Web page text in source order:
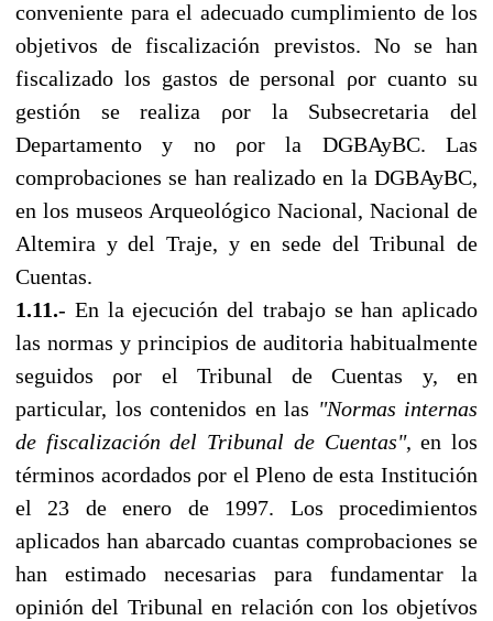
conveniente para el adecuado cumplimiento de los
objetivos de fiscalización previstos. No se han
fiscalizado los gastos de personal ροr cuanto su
gestión se realiza ροr la Subsecretaria del
Departamento y no ροr la DGBAyBC. Las
comprobaciones se han realizado en la DGBAyBC,
en los museos Arqueológico Nacional, Nacional de
Altemira y del Traje, y en sede del Tribunal de
Cuentas.
1.11.- En la ejecución del trabajo se han aplicado
las normas y principios de auditoria habitualmente
seguidos ροr el Tribunal de Cuentas y, en
particular, los contenidos en las "Νοrmas internas
de fiscalización del Tribunal de Cuentas", en los
términos acordados ροr el Pleno de esta Institución
el 23 de enero de 1997. Los procedimientos
aplicados han abarcado cuantas comprobaciones se
han estimado necesarias para fundamentar la
opinión del Tribunal en relación con los objetίvos